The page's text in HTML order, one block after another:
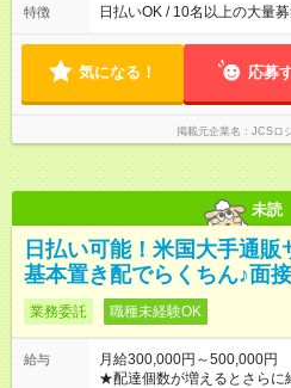
案件により多少の前後あり ※
特徴 日払いOK / 10名以上の大量
気になる！ 応募
掲載元企業名 JCSロ
未読
日払い可能！米国大手通
基本置き配でらくちん♪面
業務委託 職種未経験OK
給与
月給300,000円～500,000円
★配達個数が増えるとさらに